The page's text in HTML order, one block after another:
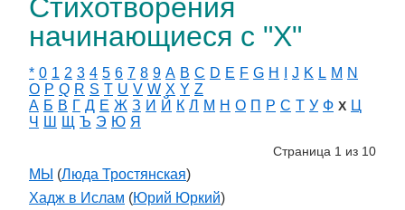
Стихотворения
начинающиеся с "Х"
* 0 1 2 3 4 5 6 7 8 9 A B C D E F G H J K L M N
O P Q R S T U V W X Y Z
А Б В Г Д Е Ж З И Й К Л М Н О П Р С Т У Ф Х Ц
Ч
Ш Щ Ъ Э Ю Я
Страница 1 из 10
МЫ (Люда Тростянская)
Хадж в Ислам (Юрий Юркий)